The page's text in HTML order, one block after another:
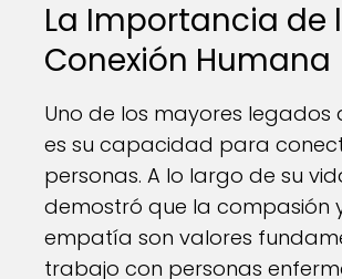
La Importancia de
Conexión Humana
Uno de los mayores legados
es su capacidad para
personas. A lo largo de su
demostró que la compasión
empatía son valores
trabajo con personas